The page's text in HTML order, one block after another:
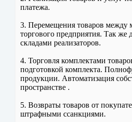
платежа.
3. Перемещения товаров между
торгового предприятия. Так
складами реализаторов.
4. Торговля комплектами
подготовкой комплекта.
продукции. Автоматизация
пространстве .
5. Возвраты товаров от
штрафными ссанкциями.